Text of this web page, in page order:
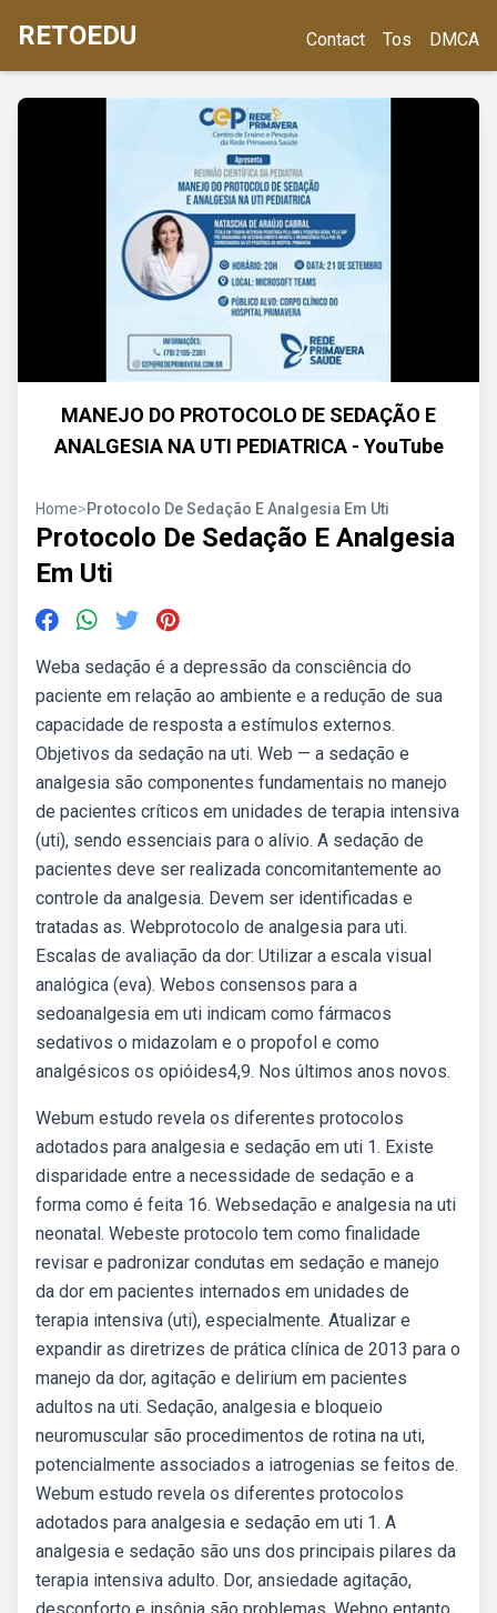
RETOEDU Contact Tos DMCA
MANEJO DO PROTOCOLO DE SEDAÇÃO E
ANALGESIA NA UTI PEDIATRICA - YouTube
Home>Protocolo De Sedação E Analgesia Em Uti
Protocolo De Sedação E Analgesia
Em Uti
Weba sedação é a depressão da consciência do
paciente em relação ao ambiente e a redução de sua
capacidade de resposta a estímulos externos.
Objetivos da sedação na uti. Web — a sedação e
analgesia são componentes fundamentais no manejo
de pacientes críticos em unidades de terapia intensiva
(uti), sendo essenciais para o alívio. A sedação de
pacientes deve ser realizada concomitantemente ao
controle da analgesia. Devem ser identificadas e
tratadas as. Webprotocolo de analgesia para uti.
Escalas de avaliação da dor: Utilizar a escala visual
analógica (eva). Webos consensos para a
sedoanalgesia em uti indicam como fármacos
sedativos o midazolam e o propofol e como
analgésicos os opióides4,9. Nos últimos anos novos.
Webum estudo revela os diferentes protocolos
adotados para analgesia e sedação em uti 1. Existe
disparidade entre a necessidade de sedação e a
forma como é feita 16. Websedação e analgesia na uti
neonatal. Webeste protocolo tem como finalidade
revisar e padronizar condutas em sedação e manejo
da dor em pacientes internados em unidades de
terapia intensiva (uti), especialmente. Atualizar e
expandir as diretrizes de prática clínica de 2013 para o
manejo da dor, agitação e delirium em pacientes
adultos na uti. Sedação, analgesia e bloqueio
neuromuscular são procedimentos de rotina na uti,
potencialmente associados a iatrogenias se feitos de.
Webum estudo revela os diferentes protocolos
adotados para analgesia e sedação em uti 1. A
analgesia e sedação são uns dos principais pilares da
terapia intensiva adulto. Dor, ansiedade agitação,